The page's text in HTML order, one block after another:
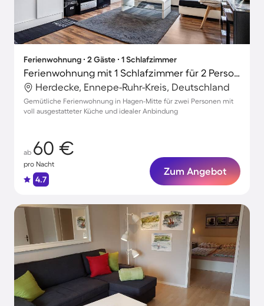
Ferienwohnung ∙ 2 Gäste ∙ 1 Schlafzimmer
Ferienwohnung mit 1 Schlafzimmer für 2 Personen
Herdecke, Ennepe-Ruhr-Kreis, Deutschland
Gemütliche Ferienwohnung in Hagen-Mitte für zwei Personen mit
voll ausgestatteter Küche und idealer Anbindung
ab 60 €
pro Nacht
4.7
Zum Angebot